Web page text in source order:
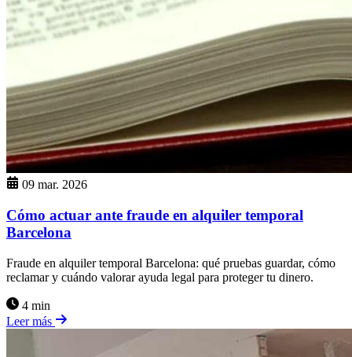
09 mar. 2026
Cómo actuar ante fraude en alquiler temporal
Barcelona
Fraude en alquiler temporal Barcelona: qué pruebas guardar, cómo
reclamar y cuándo valorar ayuda legal para proteger tu dinero.
4 min
Leer más